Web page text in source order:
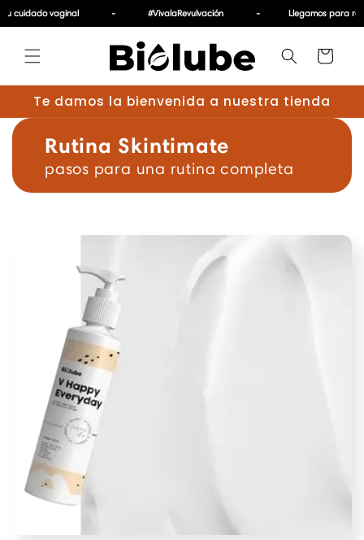
cuidado vaginal #VivalaRevulvación Llegamos para
directamente
Carrito
Te damos la bienvenida a nuestra tienda
Rutina Skintimate
pasos para una rutina completa